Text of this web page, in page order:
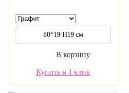
80*19 H19 см
В корзину
Купить в 1 клик